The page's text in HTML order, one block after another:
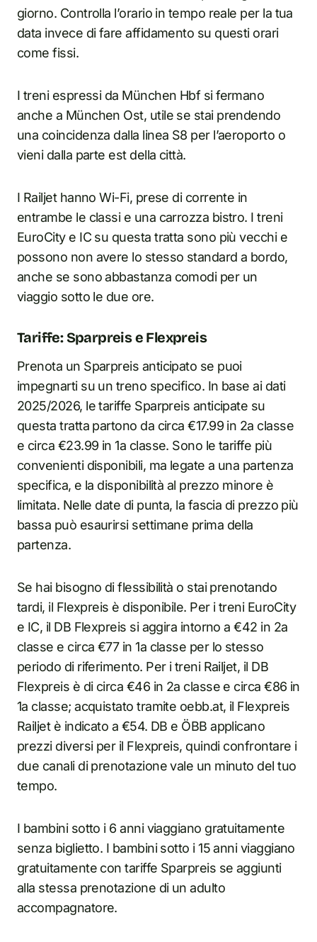
giorno. Controlla l’orario in tempo reale per la tua
data invece di fare affidamento su questi orari
come fissi.
I treni espressi da München Hbf si fermano
anche a München Ost, utile se stai prendendo
una coincidenza dalla linea S8 per l’aeroporto o
vieni dalla parte est della città.
I Railjet hanno Wi-Fi, prese di corrente in
entrambe le classi e una carrozza bistro. I treni
EuroCity e IC su questa tratta sono più vecchi e
possono non avere lo stesso standard a bordo,
anche se sono abbastanza comodi per un
viaggio sotto le due ore.
Tariffe: Sparpreis e Flexpreis
Prenota un Sparpreis anticipato se puoi
impegnarti su un treno specifico. In base ai dati
2025/2026, le tariffe Sparpreis anticipate su
questa tratta partono da circa €17.99 in 2a classe
e circa €23.99 in 1a classe. Sono le tariffe più
convenienti disponibili, ma legate a una partenza
specifica, e la disponibilità al prezzo minore è
limitata. Nelle date di punta, la fascia di prezzo più
bassa può esaurirsi settimane prima della
partenza.
Se hai bisogno di flessibilità o stai prenotando
tardi, il Flexpreis è disponibile. Per i treni EuroCity
e IC, il DB Flexpreis si aggira intorno a €42 in 2a
classe e circa €77 in 1a classe per lo stesso
periodo di riferimento. Per i treni Railjet, il DB
Flexpreis è di circa €46 in 2a classe e circa €86 in
1a classe; acquistato tramite oebb.at, il Flexpreis
Railjet è indicato a €54. DB e ÖBB applicano
prezzi diversi per il Flexpreis, quindi confrontare i
due canali di prenotazione vale un minuto del tuo
tempo.
I bambini sotto i 6 anni viaggiano gratuitamente
senza biglietto. I bambini sotto i 15 anni viaggiano
gratuitamente con tariffe Sparpreis se aggiunti
alla stessa prenotazione di un adulto
accompagnatore.